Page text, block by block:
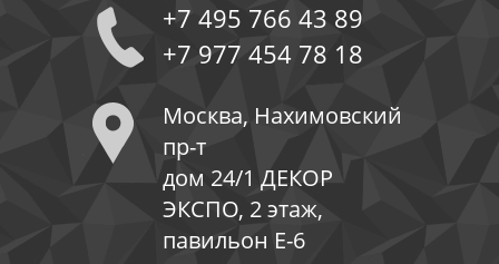
+7 495 766 43 89
+7 977 454 78 18
Москва, Нахимовский
пр-т
дом 24/1 ДЕКОР
ЭКСПО, 2 этаж,
павильон Е-6